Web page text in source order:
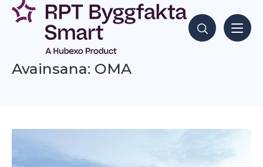
Siirry
sisältöön
Hae sisältöjä
Avainsana: OMA